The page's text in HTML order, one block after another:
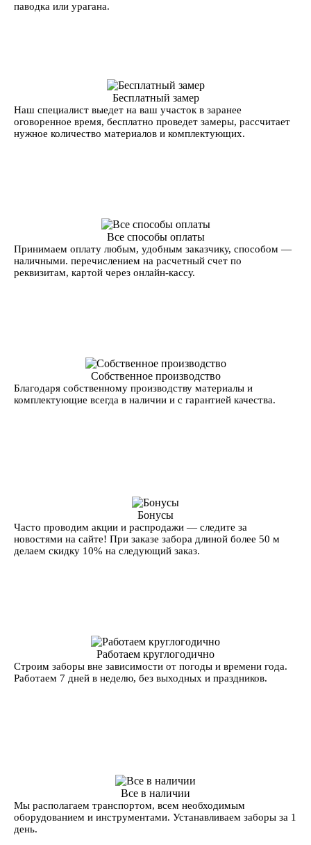
паводка или урагана.
Бесплатный замер
Наш специалист выедет на ваш участок в заранее
оговоренное время, бесплатно проведет замеры, рассчитает
нужное количество материалов и комплектующих.
Все способы оплаты
Принимаем оплату любым, удобным заказчику, способом —
наличными. перечислением на расчетный счет по
реквизитам, картой через онлайн-кассу.
Собственное производство
Благодаря собственному производству материалы и
комплектующие всегда в наличии и с гарантией качества.
Бонусы
Часто проводим акции и распродажи — следите за
новостями на сайте! При заказе забора длиной более 50 м
делаем скидку 10% на следующий заказ.
Работаем круглогодично
Строим заборы вне зависимости от погоды и времени года.
Работаем 7 дней в неделю, без выходных и праздников.
Все в наличии
Мы располагаем транспортом, всем необходимым
оборудованием и инструментами. Устанавливаем заборы за 1
день.